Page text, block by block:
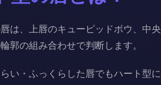
は、上唇のキューピッドボウ、中
郭の組み合わせで判断します。
い・ふっくらした唇でもハート型